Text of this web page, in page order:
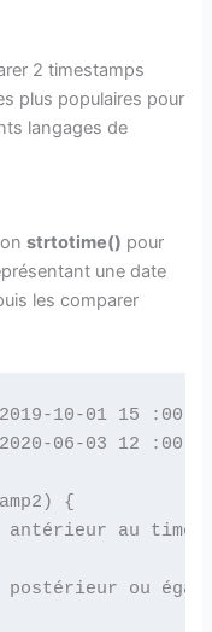
2 timestamps
plus populaires pour
langages de
strtotime() pour
une date
les comparer
10-01 15 :00
06-03 12 :00
{
au
ou égal